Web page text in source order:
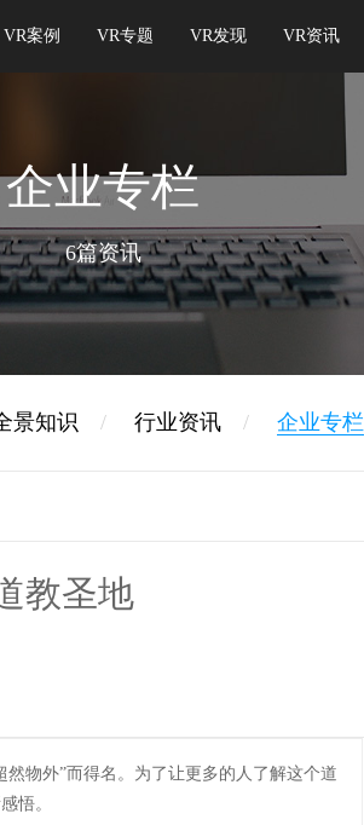
VR案例 VR专题 VR发现 VR资讯
企业专栏
6篇资讯
景知识 / 行业资讯 / 企业专栏
教圣地
物外”而得名。为了让更多的人了解这个道
悟。